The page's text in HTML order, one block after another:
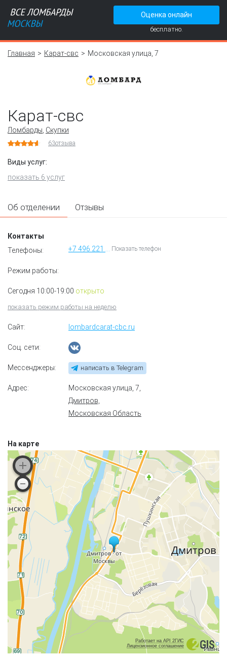
Оценка онлайн
бесплатно.
Главная Карат-свс Московская улица, 7
Карат-свс
Ломбарды Скупки
63отзыва
Виды услуг:
показать 6 услуг
Об отделении Отзывы
Контакты
Телефоны:
Показать телефон
Режим работы:
Сегодня 10:00-19:00 открыто
показать режим работы на неделю
Сайт: lombardcarat-cbc.ru
Соц. сети:
Мессенджеры: написать в Telegram
Адрес: Московская улица, 7
Дмитров,
Московская Область
На карте
Работает на API 2ГИС
Лицензионное соглашение